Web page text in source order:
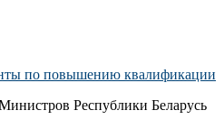
по повышению квалификации
Республики Беларусь